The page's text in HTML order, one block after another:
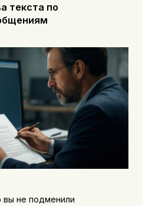
текста по
вы не подменили